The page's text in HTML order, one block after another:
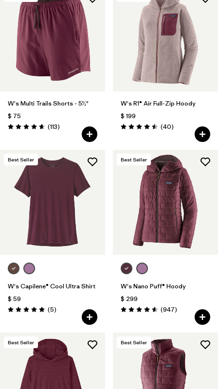
W's Multi Trails Shorts - 5½"
$ 75
Valoración: 4.7 / 5
(113Comentarios
)
W's R1® Air Full-Zip Hoody
$ 199
Valoración: 4.5 / 5
(40Comentarios
)
Best Seller
W's Capilene® Cool Ultra Shirt
$ 59
Valoración: 5.0 / 5
(5Comentarios
)
Best Seller
W's Nano Puff® Hoody
$ 299
Valoración: 4.6 / 5
(947Comentarios
)
Best Seller Best Seller